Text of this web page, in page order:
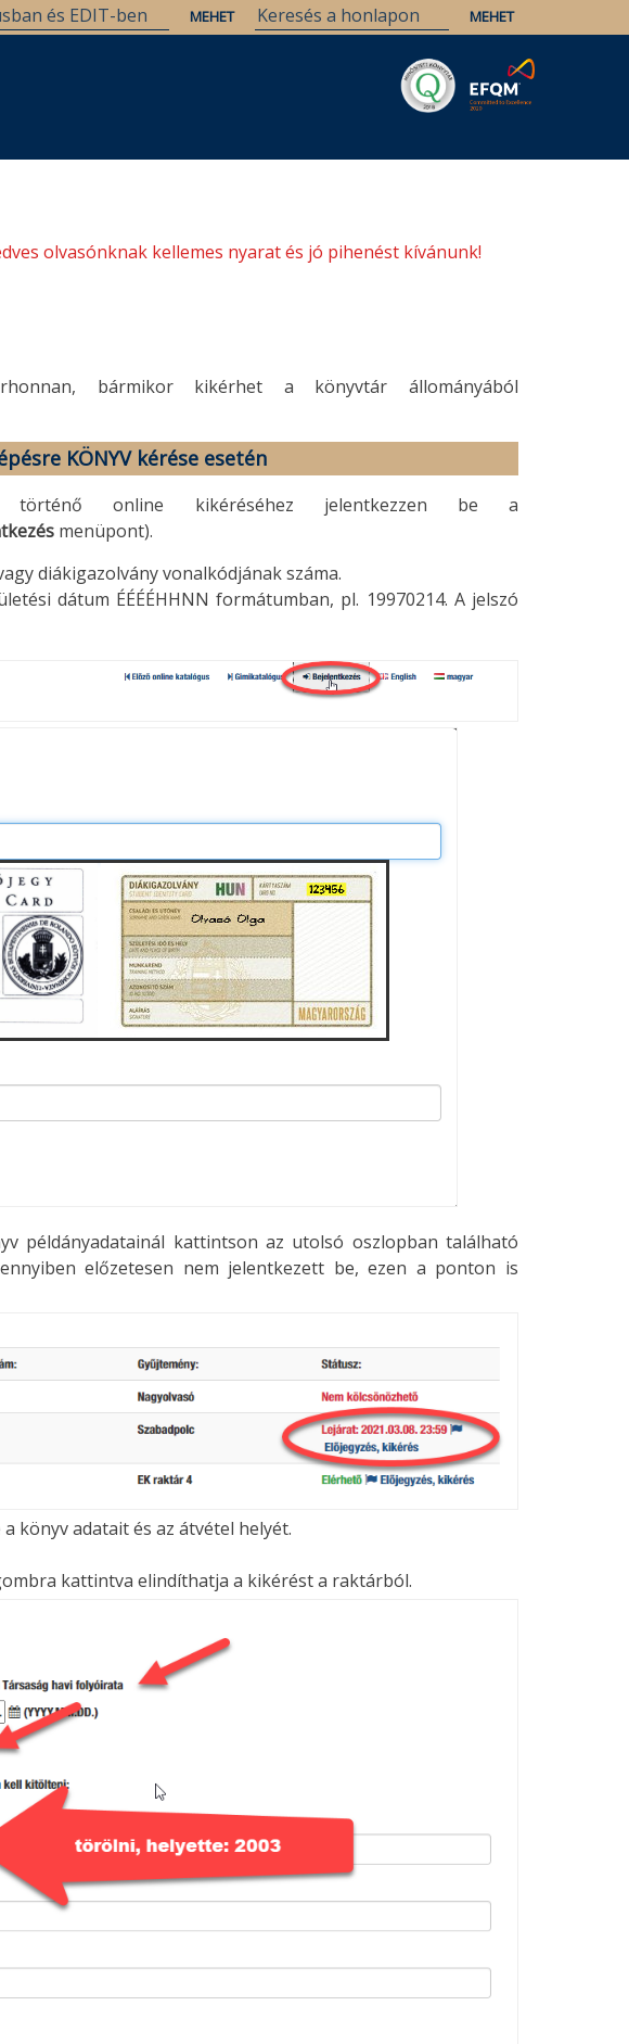
olvasónknak kellemes nyarat és jó pihenést kívánunk!
bármikor kikérhet a könyvtár állományából
KÖNYV kérése esetén
történő online kikéréséhez jelentkezzen be a
menüpont).
diákigazolvány vonalkódjának száma.
dátum ÉÉÉÉHHNN formátumban, pl. 19970214. A jelszó
példányadatainál kattintson az utolsó oszlopban található
előzetesen nem jelentkezett be, ezen a ponton is
könyv adatait és az átvétel helyét.
kattintva elindíthatja a kikérést a raktárból.